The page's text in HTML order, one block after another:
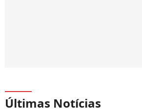
Últimas Notícias